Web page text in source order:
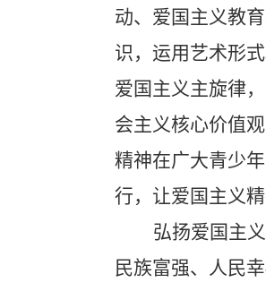
动、爱国主义教
识，运用艺术形
爱国主义主旋律
会主义核心价值
精神在广大青少
行，让爱国主义
弘扬爱国主
民族富强、人民